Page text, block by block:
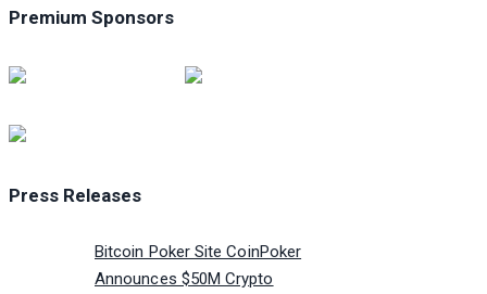
Premium Sponsors
Press Releases
Bitcoin Poker Site CoinPoker
Announces $50M Crypto